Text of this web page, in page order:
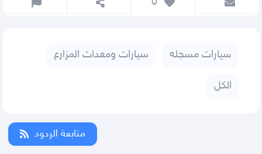
سيارات مسجله سيارات ومعدات المزارع
الكل
متابعة الردود